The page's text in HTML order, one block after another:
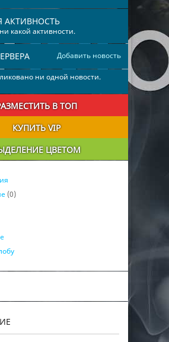
АКТИВНОСТЬ
какой активности.
Добавить новость
ни одной новости.
В ТОП
КУПИТЬ VIP
ЦВЕТОМ
(0)